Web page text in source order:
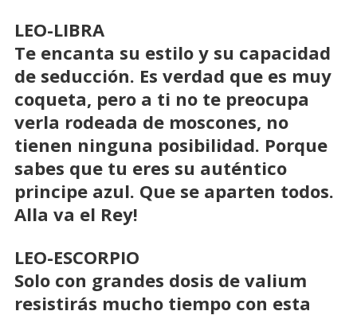
LEO-LIBRA
Te encanta su estilo y su capacidad
de seducción. Es verdad que es muy
coqueta, pero a ti no te preocupa
verla rodeada de moscones, no
tienen ninguna posibilidad. Porque
sabes que tu eres su auténtico
principe azul. Que se aparten todos.
Alla va el Rey!
LEO-ESCORPIO
Solo con grandes dosis de valium
resistirás mucho tiempo con esta